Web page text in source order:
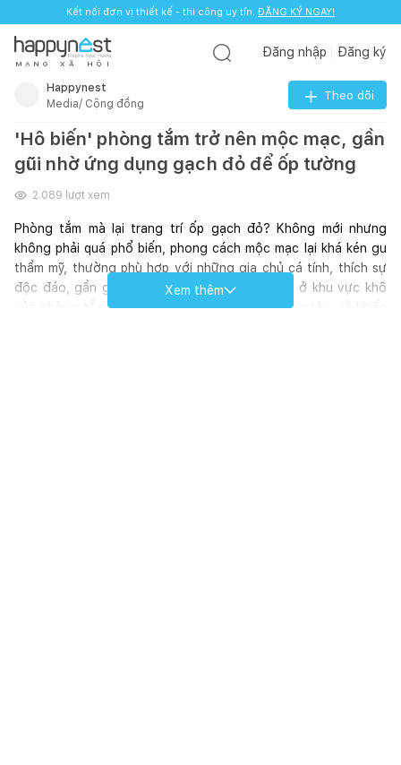
Kết nối đơn vị thiết kế - thi công uy tín. ĐĂNG KÝ NGAY!
M Ạ N G X Ã H Ộ I
Đăng nhập Đăng ký
Happynest
Media/ Cộng đồng
Theo dõi
'Hô biến' phòng tắm trở nên mộc mạc, gần
gũi nhờ ứng dụng gạch đỏ để ốp tường
2.089 lượt xem
Phòng tắm mà lại trang trí ốp gạch đỏ? Không mới nhưng
không phải quá phổ biến, phong cách mộc mạc lại khá kén gu
thẩm mỹ, thường phù hợp với những gia chủ cá tính, thích sự
độc đáo, gần gũi. Gạch đỏ, gạch mộc nên ốp ở khu vực khô
của phòng tắm, giảm thiểu việc bị thấm, ngấm nước, sẽ khiến
Xem thêm